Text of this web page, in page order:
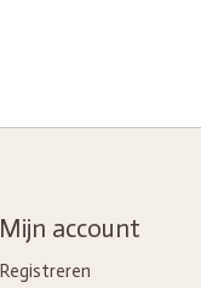
Mijn account
Registreren